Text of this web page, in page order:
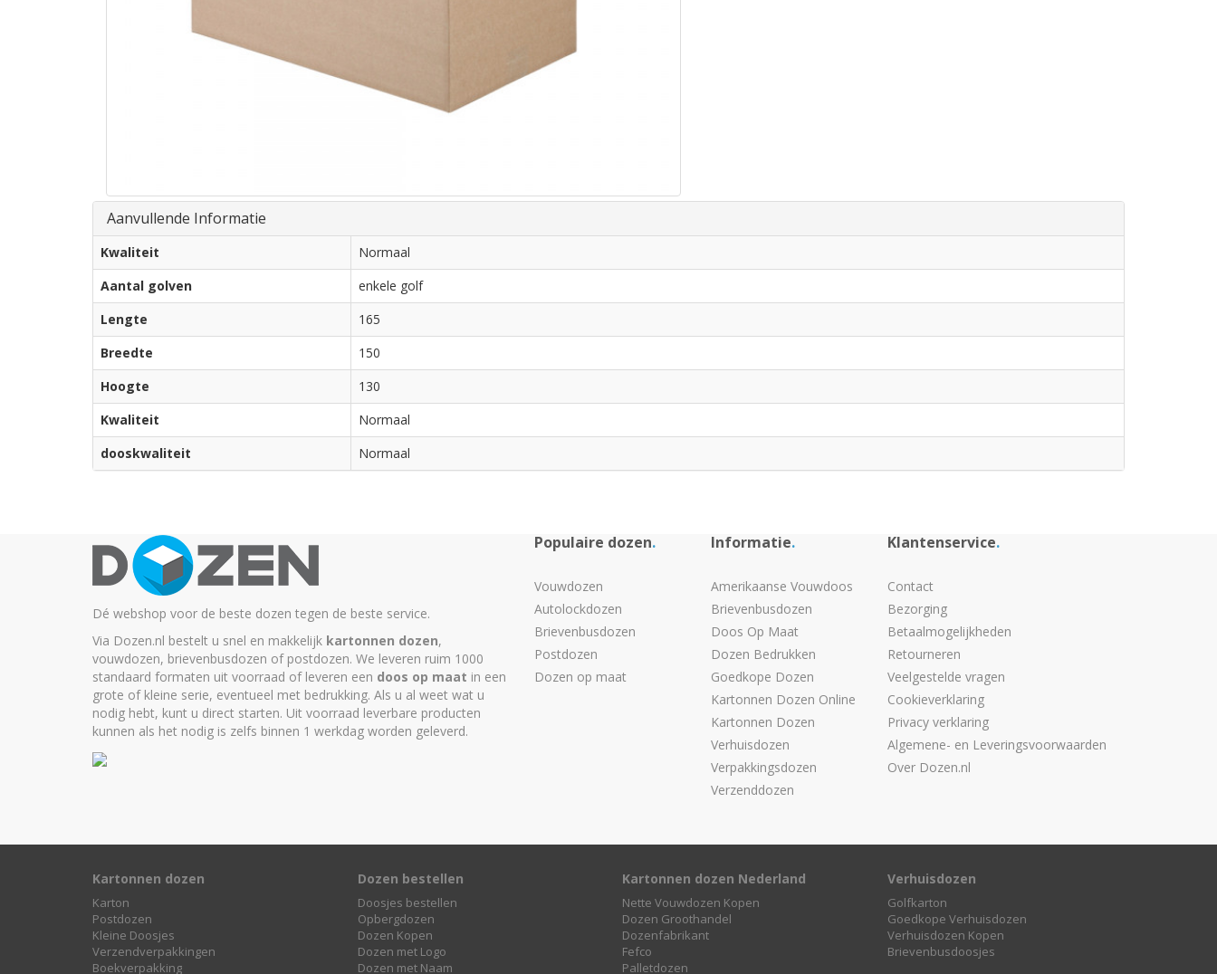
Aanvullende Informatie
Kwaliteit
Normaal
Aantal golven
enkele golf
Lengte
165
Breedte
150
Hoogte
130
Kwaliteit
Normaal
dooskwaliteit
Normaal
Dé webshop voor de beste dozen tegen de beste service.
Via Dozen.nl bestelt u snel en makkelijk kartonnen dozen,
vouwdozen, brievenbusdozen of postdozen. We leveren ruim 1000
standaard formaten uit voorraad of leveren een doos op maat in een
grote of kleine serie, eventueel met bedrukking. Als u al weet wat u
nodig hebt, kunt u direct starten. Uit voorraad leverbare producten
kunnen als het nodig is zelfs binnen 1 werkdag worden geleverd.
Populaire dozen.
Vouwdozen
Autolockdozen
Brievenbusdozen
Postdozen
Dozen op maat
Informatie.
Amerikaanse Vouwdoos
Brievenbusdozen
Doos Op Maat
Dozen Bedrukken
Goedkope Dozen
Kartonnen Dozen Online
Kartonnen Dozen
Verhuisdozen
Verpakkingsdozen
Verzenddozen
Klantenservice.
Contact
Bezorging
Betaalmogelijkheden
Retourneren
Veelgestelde vragen
Cookieverklaring
Privacy verklaring
Algemene- en Leveringsvoorwaarden
Over Dozen.nl
Kartonnen dozen
Karton
Postdozen
Kleine Doosjes
Verzendverpakkingen
Boekverpakking
Dozen bestellen
Doosjes bestellen
Opbergdozen
Dozen Kopen
Dozen met Logo
Dozen met Naam
Kartonnen dozen Nederland
Nette Vouwdozen Kopen
Dozen Groothandel
Dozenfabrikant
Fefco
Palletdozen
Verhuisdozen
Golfkarton
Goedkope Verhuisdozen
Verhuisdozen Kopen
Brievenbusdoosjes